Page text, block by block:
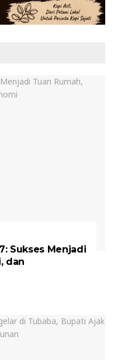
Sukses Menjadi
dan